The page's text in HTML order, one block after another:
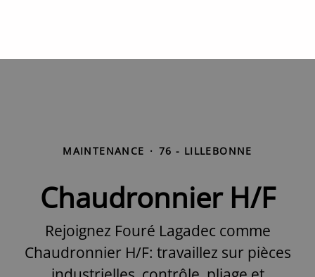
MAINTENANCE · 76 - LILLEBONNE
Chaudronnier H/F
Rejoignez Fouré Lagadec comme
Chaudronnier H/F: travaillez sur pièces